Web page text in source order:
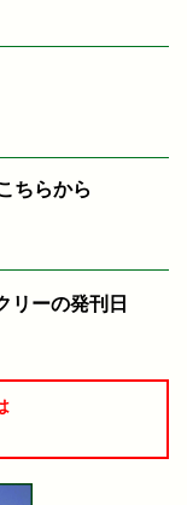
ちらから
リーの発刊日